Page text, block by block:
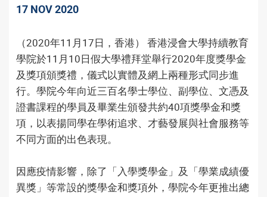
17 NOV 2020
（2020年11月17日，香港） 香港浸會大學持續教育
學院於11月10日假大學禮拜堂舉行2020年度獎學金
及獎項頒獎禮，儀式以實體及網上兩種形式同步進
行。學院今年向近三百名學士學位、副學位、文憑及
證書課程的學員及畢業生頒發共約40項獎學金和獎
項，以表揚同學在學術追求、才藝發展與社會服務等
不同方面的出色表現。
因應疫情影響，除了「入學獎學金」及「學業成績優
異獎」等常設的獎學金和獎項外，學院今年更推出總